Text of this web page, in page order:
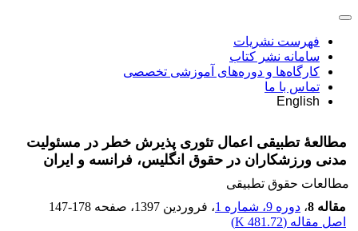
فهرست نشریات
سامانه نشر کتاب
کارگاه‌ها و دوره‌های آموزشی تخصصی
تماس با ما
English
مطالعۀ تطبیقی اعمال تئوری پذیرش خطر در مسئولیت
مدنی ورزشکاران در حقوق انگلیس، فرانسه و ایران
مطالعات حقوق تطبیقی
مقاله 8
، دوره 9، شماره 1 ، فروردین 1397 ، صفحه 147-178
اصل مقاله (481.72 K
)